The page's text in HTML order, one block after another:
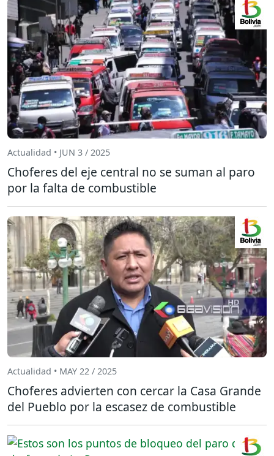
Actualidad • JUN 3 / 2025
Choferes del eje central no se suman al paro
por la falta de combustible
Actualidad • MAY 22 / 2025
Choferes advierten con cercar la Casa Grande
del Pueblo por la escasez de combustible